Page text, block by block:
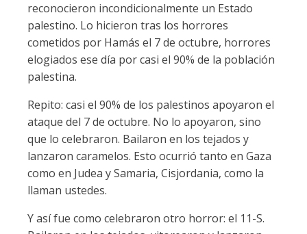
reconocieron incondicionalmente un Estado
palestino. Lo hicieron tras los horrores
cometidos por Hamás el 7 de octubre, horrores
elogiados ese día por casi el 90% de la población
palestina.
Repito: casi el 90% de los palestinos apoyaron el
ataque del 7 de octubre. No lo apoyaron, sino
que lo celebraron. Bailaron en los tejados y
lanzaron caramelos. Esto ocurrió tanto en Gaza
como en Judea y Samaria, Cisjordania, como la
llaman ustedes.
Y así fue como celebraron otro horror: el 11-S.